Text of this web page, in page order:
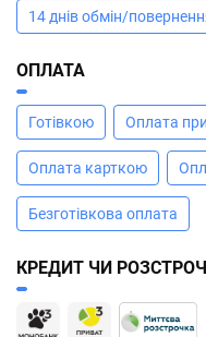
14 днів обмін/
ОПЛАТА
Готівкою Оплата
Оплата карткою
Безготівкова оплата
КРЕДИТ ЧИ